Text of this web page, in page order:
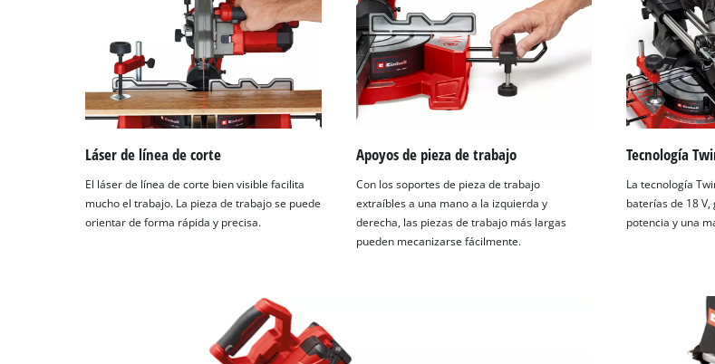
Láser de línea de corte
El láser de línea de corte bien visible facilita
mucho el trabajo. La pieza de trabajo se puede
orientar de forma rápida y precisa.
Apoyos de pieza de trabajo
Con los soportes de pieza de trabajo
extraíbles a una mano a la izquierda y
derecha, las piezas de trabajo más largas
pueden mecanizarse fácilmente.
Tecnología
La tecnología
baterías de 18
potencia y una